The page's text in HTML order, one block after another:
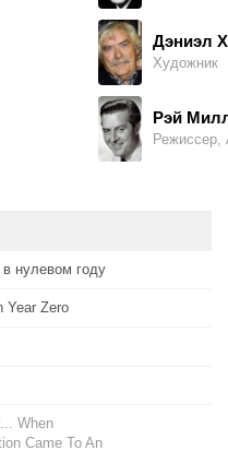
Дэниэл
Художник
Рэй
Режиссер,
в нулевом году
Year Zero
When
Came To An